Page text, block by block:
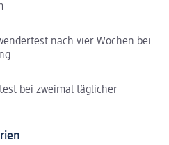
nach vier Wochen bei
bei zweimal täglicher